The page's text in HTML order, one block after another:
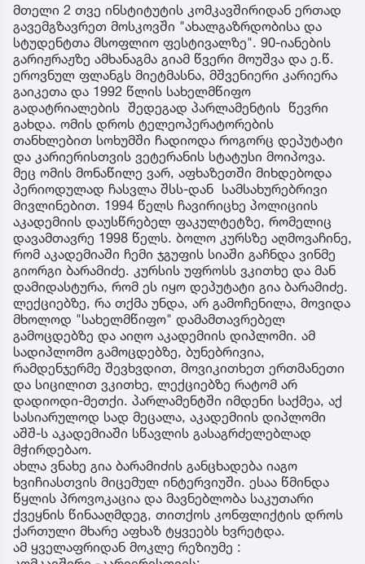
მთელი 2 თვე ინსტიტუტის კომკავშირიდან ერთად
გავემგზავრეთ მოსკოვში "ახალგაზრდობისა და
სტუდენტთა მსოფლიო ფესტივალზე". 90-იანების
გარიჟრაჟზე ამხანაგმა გიამ წვერი მოუშვა და ე.წ.
ეროვნულ ფლანგს მიეტმასნა, მშვენიერი კარიერა
გაიკეთა და 1992 წლის სახელმწიფო
გადატრიალების შედეგად პარლამენტის წევრი
გახდა. ომის დროს ტელეოპერატორების
თანხლებით სოხუმში ჩადიოდა როგორც დეპუტატი
და კარიერისთვის ვეტერანის სტატუსი მოიპოვა.
მეც ომის მონაწილე ვარ, აფხაზეთში მიხდებოდა
პერიოდულად ჩასვლა შსს-დან სამსახურებრივი
მივლინებით. 1994 წელს ჩავირიცხე პოლიციის
აკადემიის დაუსწრებელ ფაკულტეტზე, რომელიც
დავამთავრე 1998 წელს. ბოლო კურსზე აღმოვაჩინე,
რომ აკადემიაში ჩემი ჯგუფის სიაში გაჩნდა ვინმე
გიორგი ბარამიძე. კურსის უფროსს ვკითხე და მან
დამიდასტურა, რომ ეს იყო დეპუტატი გია ბარამიძე.
ლექციებზე, რა თქმა უნდა, არ გამოჩენილა, მოვიდა
მხოლოდ "სახელმწიფო" დამამთავრებელ
გამოცდებზე და აიღო აკადემიის დიპლომი. ამ
სადიპლომო გამოცდებზე, ბუნებრივია,
რამდენჯერმე შევხვდით, მოვიკითხეთ ერთმანეთი
და სიცილით ვკითხე, ლექციებზე რატომ არ
დადიოდი-მეთქი. პარლამენტში იმდენი საქმეა, აქ
სასიარულოდ სად მეცალა, აკადემიის დიპლომი
აშშ-ს აკადემიაში სწავლის გასაგრძელებლად
მჭირდებაო.
ახლა ვნახე გია ბარამიძის განცხადება იაგო
ხვიჩიასთვის მიცემულ ინტერვიუში. ესაა წმინდა
წყლის პროვოკაცია და მავნებლობა საკუთარი
ქვეყნის წინააღმდეგ, თითქოს კონფლიქტის დროს
ქართული მხარე აფხაზ ტყვეებს ხვრეტდა.
ამ ყველაფრიდან მოკლე რეზიუმე :